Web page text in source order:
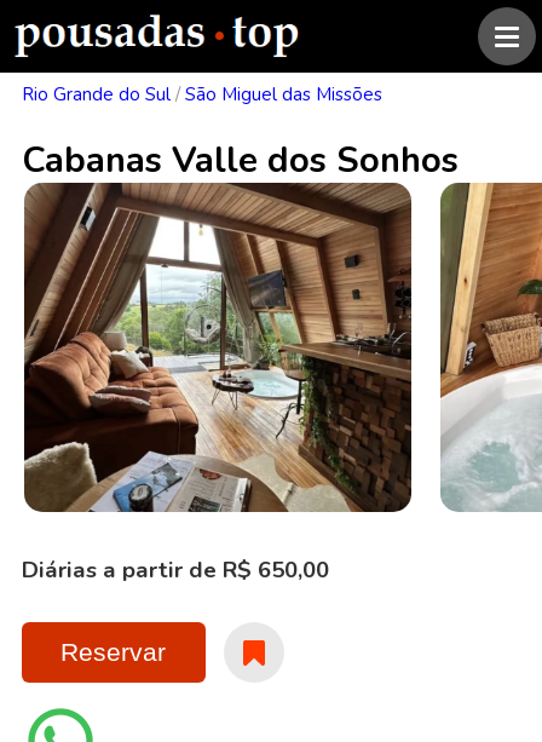
Rio Grande do Sul / São Miguel das Missões
Cabanas Valle dos Sonhos
Diárias a partir de R$ 650,00
Reservar